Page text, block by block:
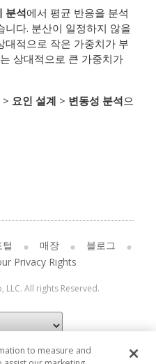
분석에서 평균 반응을 분석
다. 분산이 일정하지 않을
대적으로 작은 가중치가 부
상대적으로 큰 가중치가
> 요인 설계 > 변동성 분석으
매장
블로그
Privacy Rights
All rights Reserved.
to measure and